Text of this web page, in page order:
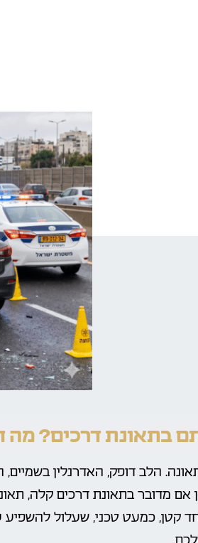
בתאונת דרכים? מה
הלב דופק, האדרנלין
אם מדובר בתאונת דרכים קלה,
קטן, כמעט טכני, שעלול